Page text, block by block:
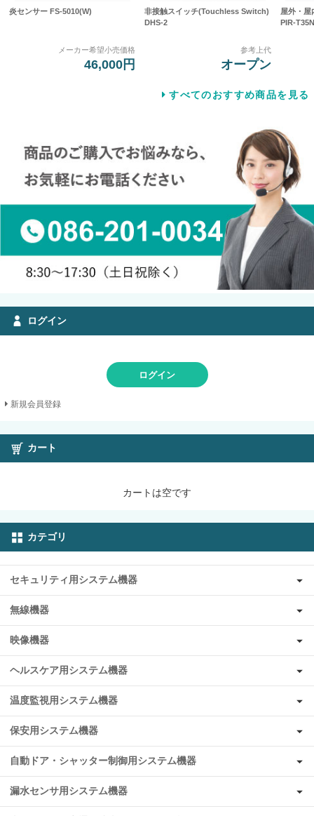
炎センサー FS-5010(W)
メーカー希望小売価格
46,000円
非接触スイッチ(Touchless Switch)
DHS-2
参考上代
オープン
屋外・屋
PIR-
すべてのおすすめ商品を見る
ログイン
ログイン
新規会員登録
カート
カートは空です
カテゴリ
セキュリティ用システム機器
無線機器
映像機器
ヘルスケア用システム機器
温度監視用システム機器
保安用システム機器
自動ドア・シャッター制御用システム機器
漏水センサ用システム機器